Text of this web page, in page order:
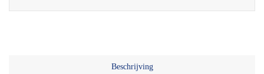
Beschrijving